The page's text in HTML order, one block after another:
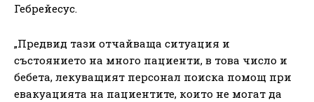
Гебрейесус.
„Предвид тази отчайваща ситуация и
състоянието на много пациенти, в това число и
бебета, лекуващият персонал поиска помощ при
евакуацията на пациентите, които не могат да